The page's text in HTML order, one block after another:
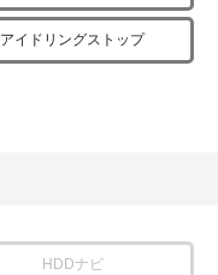
アイドリングストップ
HDDナビ